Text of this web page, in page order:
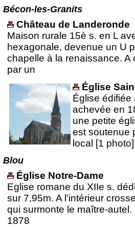
Bécon-les-Granits
Château de Landeronde
Maison rurale 15è s. en L
hexagonale, devenue un U
chapelle à la renaissance.
par un
Église
Église édifiée
achevée en
une petite
est soutenue
local [1 photo]
Blou
Église Notre-Dame
Eglise romane du XIIe s.
sur 7,95m. A l'intérieur
qui surmonte le maître-
1878